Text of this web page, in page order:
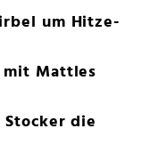
um Hitze-
mit Mattles
die